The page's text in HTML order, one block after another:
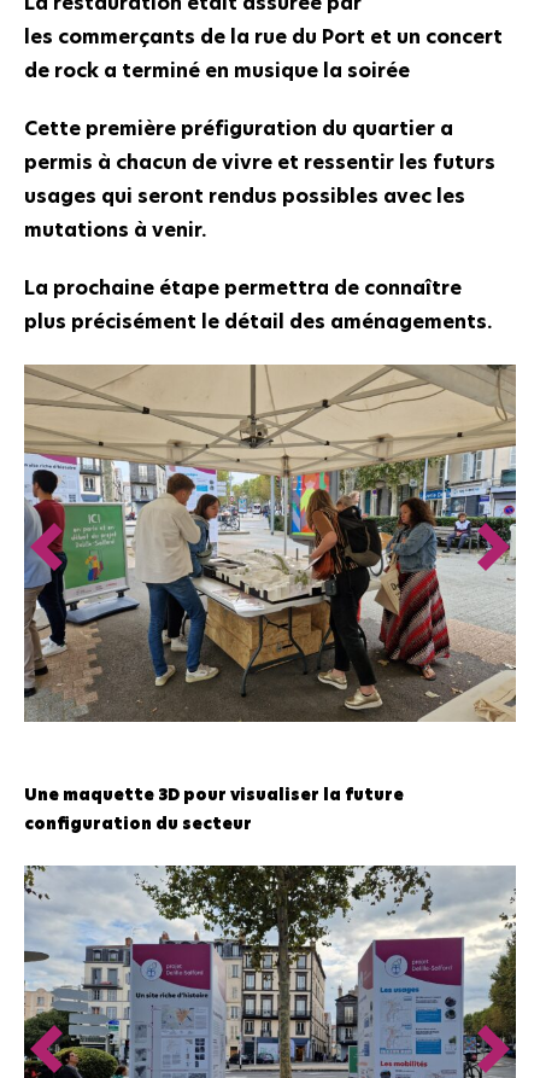
les commerçants de la rue du Port et un concert
de rock a terminé en musique la soirée
Cette première préfiguration du quartier a
permis à chacun de vivre et ressentir les futurs
usages qui seront rendus possibles avec les
mutations à venir.
La prochaine étape permettra de connaître
plus précisément le détail des aménagements.
Une maquette 3D pour visualiser la future
configuration du secteur